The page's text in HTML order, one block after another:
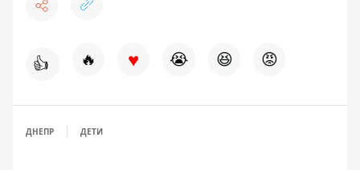
👍 🔥 ♥ 😭 😆 😡
ДНЕПР ДЕТИ